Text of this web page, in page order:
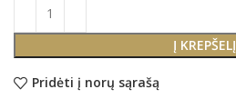
Į KREPŠELĮ
Pridėti į norų sąrašą